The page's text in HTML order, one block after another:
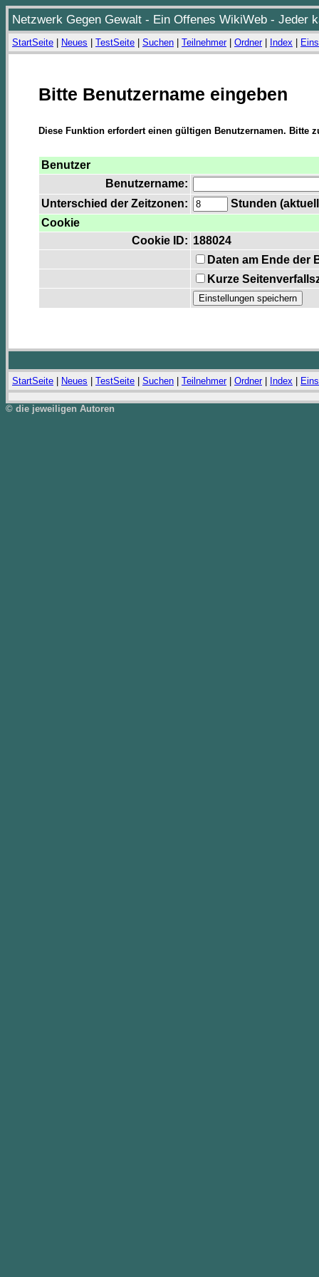
Netzwerk Gegen Gewalt - Ein Offenes WikiWeb - Jeder
StartSeite Neues TestSeite Suchen Teilnehmer| Ordner| Index
Bitte Benutzername eingeben
Diese Funktion erfordert einen gültigen Benutzernamen. Bitte
Benutzer
Benutzername:
Unterschied der Zeitzonen:
Stunden
Cookie
Cookie ID: 188024
Daten am Ende der
Kurze
StartSeite Neues TestSeite Suchen Teilnehmer| Ordner| Index
© die jeweiligen Autoren